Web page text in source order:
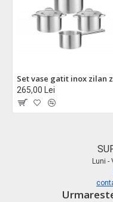
265,00 Lei
Luni -